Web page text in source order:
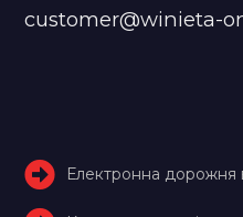
customer@winieta-
Електронна дорожня